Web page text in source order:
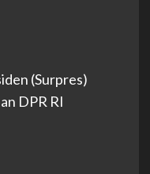
(Surpres)
DPR RI